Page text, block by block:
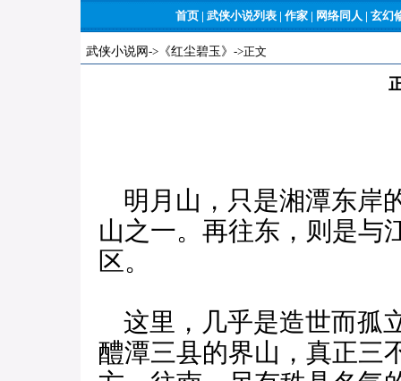
首页 | 武侠小说列表 | 作家 | 网络同人 | 玄幻
武侠小说网 -> 《红尘碧玉》 ->正文
明月山，只是湘潭东岸
山之一。再往东，则是与
区。
这里，几乎是造世而孤
醴潭三县的界山，真正三